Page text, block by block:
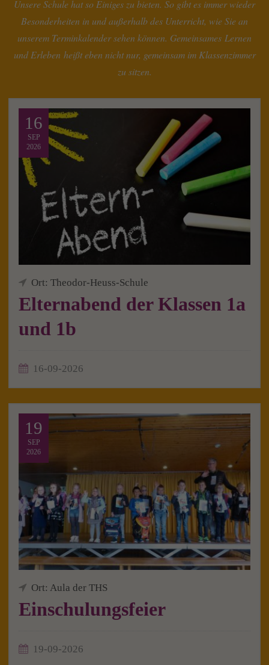
Unsere Schule hat so Einiges zu bieten. So gibt es immer wieder
Besonderheiten in und außerhalb des Unterricht, wie Sie an
unserem Terminkalender sehen können. Gemeinsames Lernen
und Erleben heißt eben nicht nur, gemeinsam im Klassenzimmer
zu sitzen.
16
SEP
2026
Ort: Theodor-Heuss-Schule
Elternabend der Klassen 1a
und 1b
16-09-2026
19
SEP
2026
Ort: Aula der THS
Einschulungsfeier
19-09-2026